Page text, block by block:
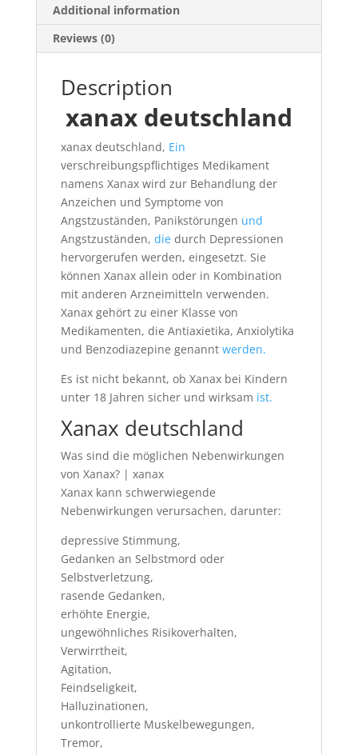
Additional information
Reviews (0)
Description
xanax deutschland
xanax deutschland, Ein
verschreibungspflichtiges Medikament
namens Xanax wird zur Behandlung der
Anzeichen und Symptome von
Angstzuständen, Panikstörungen und
Angstzuständen, diedurch Depressionen
hervorgerufen werden, eingesetzt. Sie
können Xanax allein oder in Kombination
mit anderen Arzneimitteln verwenden.
Xanax gehört zu einer Klasse von
Medikamenten, die Antiaxietika, Anxiolytika
und Benzodiazepine genannt werden.
Es ist nicht bekannt, ob Xanax bei Kindern
unter 18 Jahren sicher und wirksam ist.
Xanax deutschland
Was sind die möglichen Nebenwirkungen
von Xanax? | xanax
Xanax kann schwerwiegende
Nebenwirkungen verursachen, darunter:
depressive Stimmung,
Gedanken an Selbstmord oder
Selbstverletzung,
rasende Gedanken,
erhöhte Energie,
ungewöhnliches Risikoverhalten,
Verwirrtheit,
Agitation,
Feindseligkeit,
Halluzinationen,
unkontrollierte Muskelbewegungen,
Tremor,